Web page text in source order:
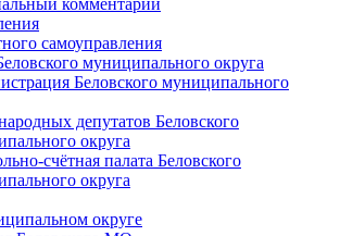
комментарий
самоуправления
муниципального округа
Беловского муниципального
депутатов Беловского
округа
счётная палата Беловского
округа
округе